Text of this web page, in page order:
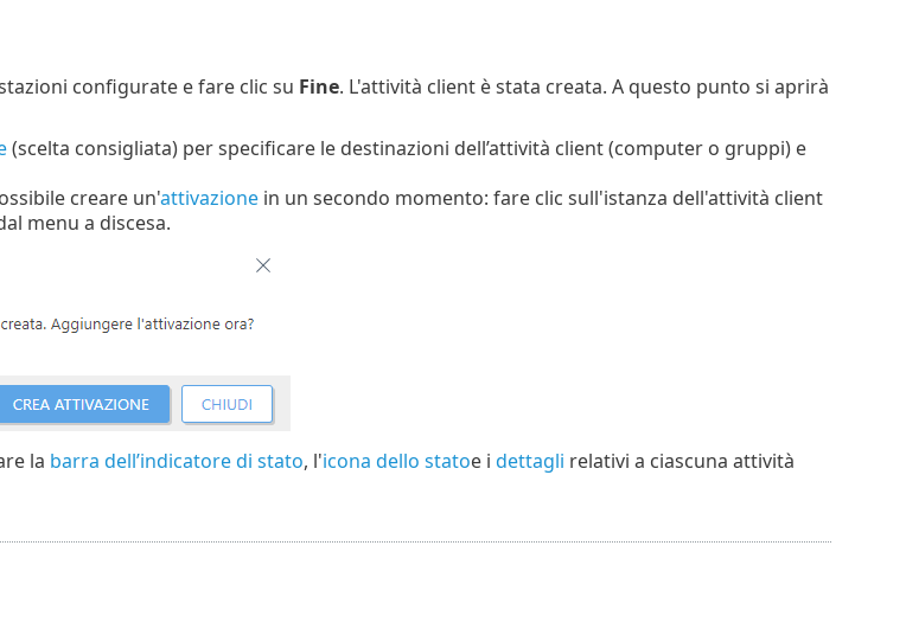
configurate e fare clic su Fine. L'attività client è stata creata. A questo punto si aprirà
(scelta consigliata) per specificare le destinazioni dell’attività client (computer o gruppi) e
creare un'attivazionein un secondo momento: fare clic sull'istanza dell'attività client
menu a discesa.
la barra dell’indicatore di stato, l'icona dello statoe i dettagli relativi a ciascuna attività